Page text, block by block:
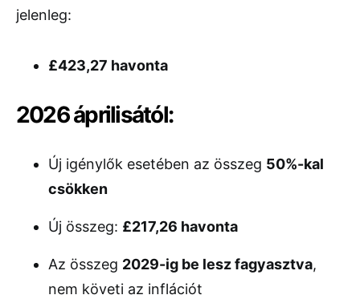
jelenleg:
£423,27 havonta
2026 áprilisától:
Új igénylők esetében az összeg 50%-kal
csökken
Új összeg: £217,26 havonta
Az összeg 2029-ig be lesz fagyasztva,
nem követi az inflációt